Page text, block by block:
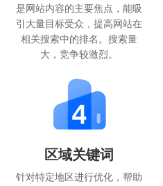
是网站内容的主要焦点，能吸
引大量目标受众，提高网站在
相关搜索中的排名。搜索量
大，竞争较激烈。
区域关键词
针对特定地区进行优化，帮助